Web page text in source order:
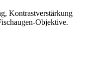
Kontrastverstärkung
Objektive.